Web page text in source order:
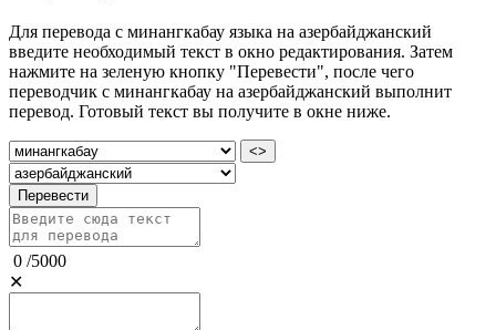
Для перевода с минангкабау языка на азербайджанский
введите необходимый текст в окно редактирования. Затем
нажмите на зеленую кнопку "Перевести", после чего
переводчик с минангкабау на азербайджанский выполнит
перевод. Готовый текст вы получите в окне ниже.
<>
Перевести
0 /5000
✕